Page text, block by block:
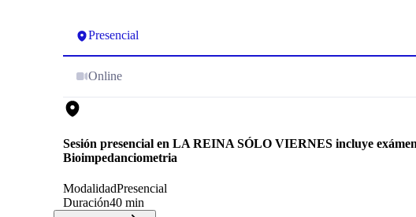
Presencial
Online
Sesión presencial en LA REINA SÓLO VIERNES incluye
Bioimpedanciometria
ModalidadPresencial
Duración40 min